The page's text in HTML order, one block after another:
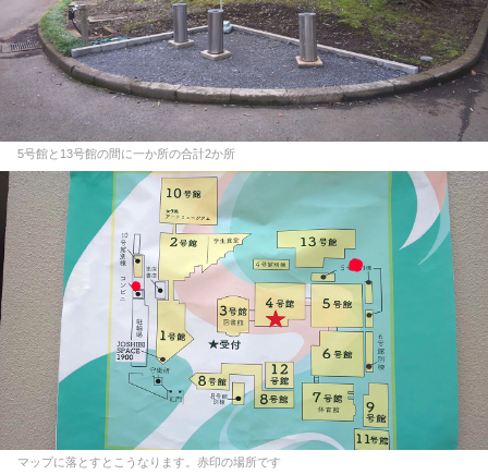
5号館と13号館の間に一か所の合計2か所
マップに落とすとこうなります。赤印の場所です